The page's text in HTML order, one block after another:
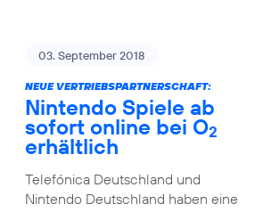
03. September 2018
NEUE VERTRIEBSPARTNERSCHAFT:
Nintendo Spiele ab
sofort online bei O2
erhältlich
Telefónica Deutschland und
Nintendo Deutschland haben eine